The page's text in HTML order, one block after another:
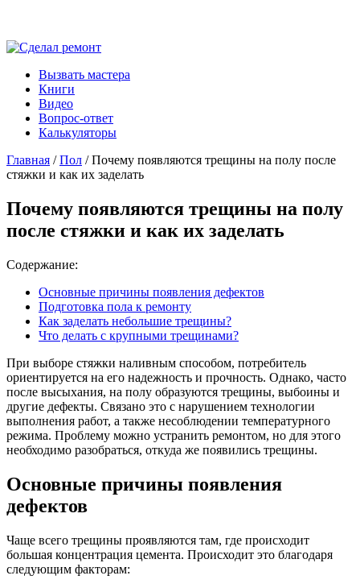
Вызвать мастера
Книги
Видео
Вопрос-ответ
Калькуляторы
Главная /Пол / Почему появляются трещины на полу после
стяжки и как их заделать
Почему появляются трещины на полу
после стяжки и как их заделать
Содержание:
Основные причины появления дефектов
Подготовка пола к ремонту
Как заделать небольшие трещины?
Что делать с крупными трещинами?
При выборе стяжки наливным способом, потребитель
ориентируется на его надежность и прочность. Однако, часто
после высыхания, на полу образуются трещины, выбоины и
другие дефекты. Связано это с нарушением технологии
выполнения работ, а также несоблюдении температурного
режима. Проблему можно устранить ремонтом, но для этого
необходимо разобраться, откуда же появились трещины.
Основные причины появления
дефектов
Чаще всего трещины проявляются там, где происходит
большая концентрация цемента. Происходит это благодаря
следующим факторам: